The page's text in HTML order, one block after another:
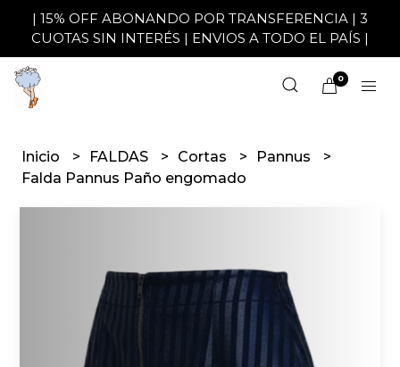
| 15% OFF ABONANDO POR TRANSFERENCIA | 3
CUOTAS SIN INTERÉS | ENVIOS A TODO EL PAÍS |
0
Inicio FALDAS Cortas
Pannus
Falda Pannus Paño engomado